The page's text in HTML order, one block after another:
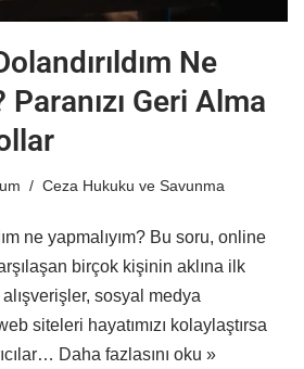
Ne
Paranızı Geri Alma
Ceza Hukuku ve Savunma
ne yapmalıyım? Bu soru, online
birçok kişinin aklına ilk
sosyal medya
siteleri hayatımızı kolaylaştırsa
Daha fazlasını oku »